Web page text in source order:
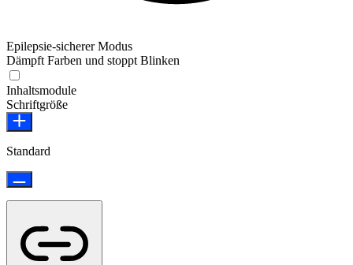
Epilepsie-sicherer Modus
Dämpft Farben und stoppt Blinken
Inhaltsmodule
Schriftgröße
Standard